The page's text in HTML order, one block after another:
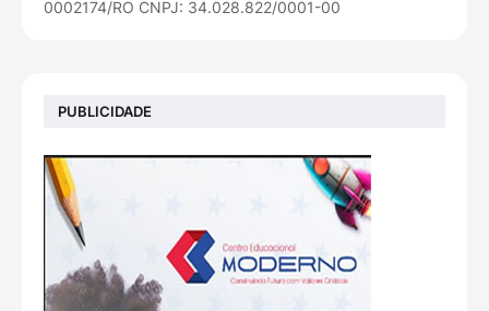
0002174/RO CNPJ: 34.028.822/0001-00
PUBLICIDADE